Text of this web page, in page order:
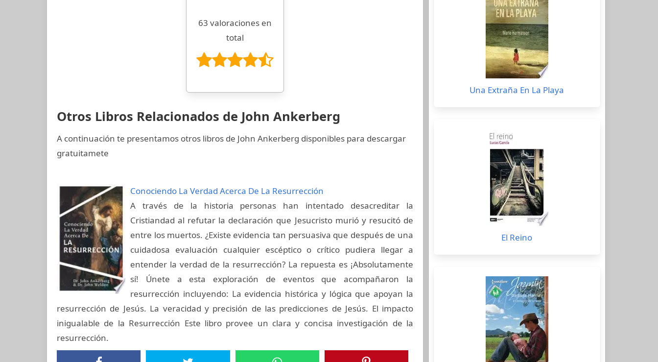
63 valoraciones en
total
Otros Libros Relacionados de John Ankerberg
A continuación te presentamos otros libros de John Ankerberg disponibles para descargar
gratuitamete
Conociendo La Verdad Acerca De La Resurrección
A través de la historia personas han intentado desacreditar la
Cristiandad al refutar la declaración que Jesucristo murió y resucitó de
entre los muertos. ¿Existe evidencia tan persuasiva que después de una
cuidadosa evaluación cualquier escéptico o crítico pudiera llegar a
entender la verdad de la resurrección? La repuesta es ¡Absolutamente
sí! Únete a esta exploración de eventos que acompañaron la
resurrección incluyendo: La evidencia histórica y lógica que apoyan la
resurrección de Jesús. La veracidad y precisión de las predicciones de Jesús. El impacto
inigualable de la Resurrección Este libro provee un clara y concisa investigación de la
resurrección.
Una Extraña En La Playa
El Reino